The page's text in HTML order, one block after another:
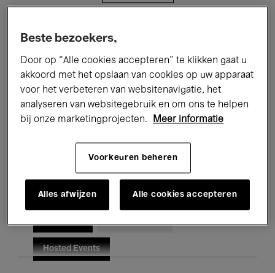
Tentoonstellingen Films
Performances Lezingen & Debatten
Jazz Klassieke Muziek Global Music
Elektronische Muziek
Voor iedereen Kids’ Palace
Hosted Events
Beste bezoekers,
Door op “Alle cookies accepteren” te klikken gaat u
akkoord met het opslaan van cookies op uw apparaat
voor het verbeteren van websitenavigatie, het
analyseren van websitegebruik en om ons te helpen
bij onze marketingprojecten.
Meer informatie
Voorkeuren beheren
Alles afwijzen Alle cookies accepteren